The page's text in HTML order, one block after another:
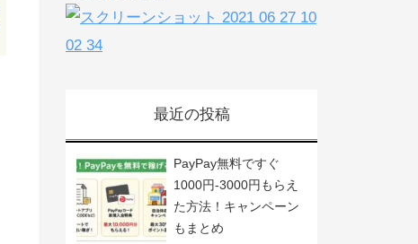
最近の投稿
PayPay無料ですぐ
1000円-3000円もらえ
た方法！キャンペーン
もまとめ